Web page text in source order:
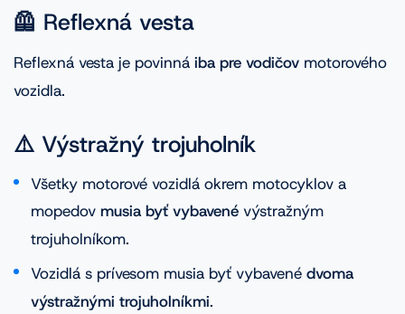
🦺 Reflexná vesta
Reflexná vesta je povinná iba pre vodičov motorového
vozidla.
⚠️ Výstražný trojuholník
Všetky motorové vozidlá okrem motocyklov a
mopedovmusia byť vybavené výstražným
trojuholníkom.
Vozidlá s prívesom musia byť vybavené dvoma
výstražnými trojuholníkmi.